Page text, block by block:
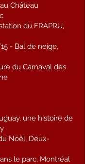
Château
du FRAPRU,
- Bal de neige,
du Carnaval des
une histoire de
Noël, Deux-
le parc, Montréal